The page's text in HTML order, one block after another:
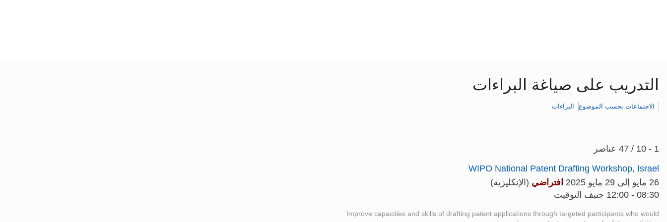
التدريب على صياغة البراءات
الاجتماعات بحسب الموضوع البراءات
1 - 10 / 47 عناصر
WIPO National Patent Drafting Workshop, Israel
26 مايو إلى 29 مايو 2025
افتراضي (الإنكليزية)
08:30 - 12:00 جنيف التوقيت
Improve capacities and skills of drafting patent applications through targeted participants who would